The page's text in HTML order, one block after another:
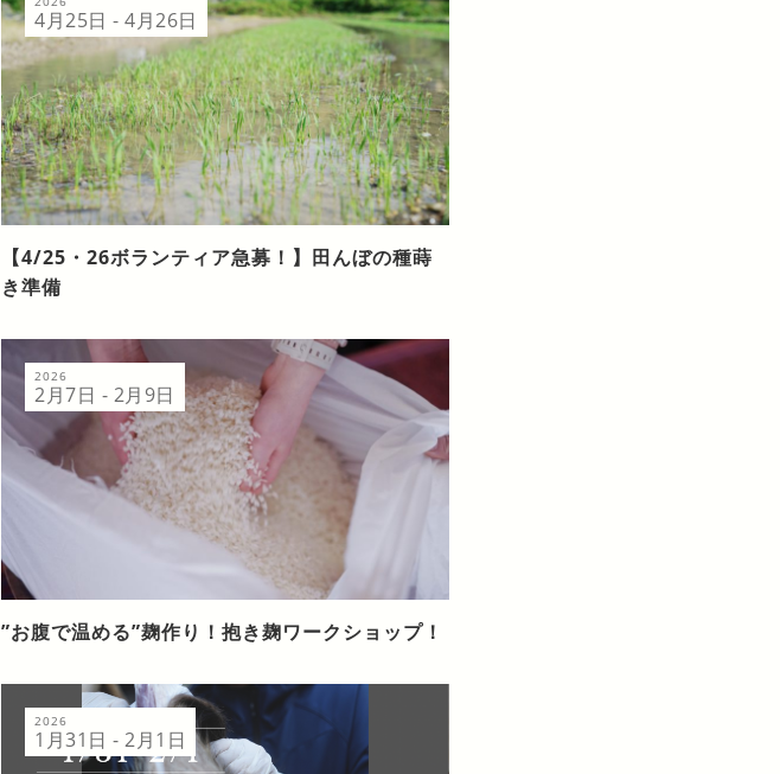
4月25日 - 4月26日
【4/25・26ボランティア急募！】田んぼの種蒔
き準備
2026
2月7日 - 2月9日
”お腹で温める”麹作り！抱き麹ワークショップ！
2026
1月31日 - 2月1日